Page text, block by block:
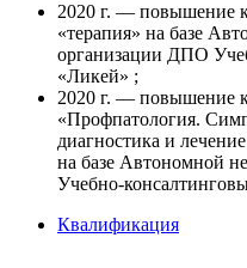
2020 г. — повышение
«терапия» на базе
организации ДПО
«Ликей» ;
2020 г. — повышение
«Профпатология.
диагностика и
на базе Автономной
Учебно-
Квалификация